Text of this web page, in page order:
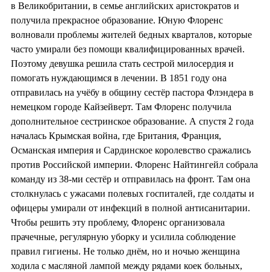
в Великобритании, в семье английских аристократов и
получила прекрасное образование. Юную Флоренс
волновали проблемы жителей бедных кварталов, которые
часто умирали без помощи квалифицированных врачей.
Поэтому девушка решила стать сестрой милосердия и
помогать нуждающимся в лечении. В 1851 году она
отправилась на учёбу в общину сестёр пастора Флэндера в
немецком городе Кайзейверт. Там Флоренс получила
дополнительное сестринское образование. А спустя 2 года
началась Крымская война, где Британия, Франция,
Османская империя и Сардинское королевство сражались
против Российской империи. Флоренс Найтингейл собрала
команду из 38-ми сестёр и отправилась на фронт. Там она
столкнулась с ужасами полевых госпиталей, где солдаты и
офицеры умирали от инфекций в полной антисанитарии.
Чтобы решить эту проблему, Флоренс организовала
прачечные, регулярную уборку и усилила соблюдение
правил гигиены. Не только днём, но и ночью женщина
ходила с масляной лампой между рядами коек больных,